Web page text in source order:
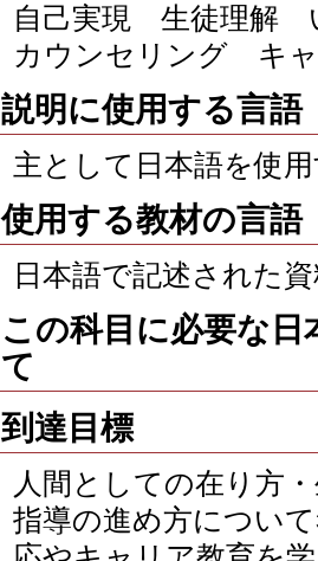
自己実現 生徒理解
カウンセリング キ
説明に使用する言語
主として日本語を使
使用する教材の言語
日本語で記述された
この科目に必要な
て
到達目標
人間としての在り方
指導の進め方につい